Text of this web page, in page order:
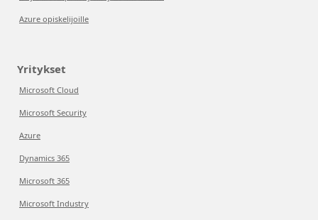
Azure opiskelijoille
Yritykset
Microsoft Cloud
Microsoft Security
Azure
Dynamics 365
Microsoft 365
Microsoft Industry